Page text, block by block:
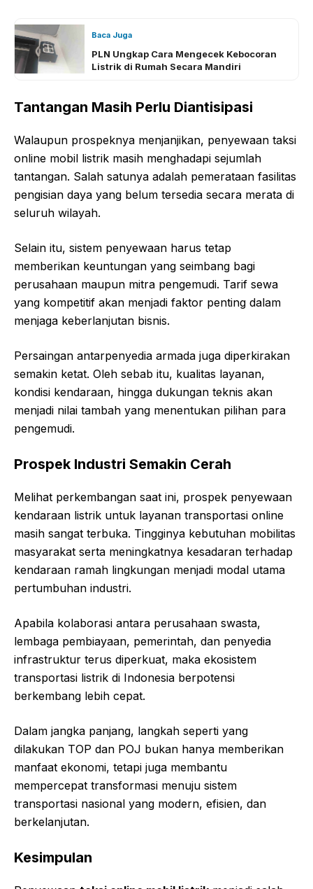
Baca Juga
PLN Ungkap Cara Mengecek Kebocoran
Listrik di Rumah Secara Mandiri
Tantangan Masih Perlu Diantisipasi
Walaupun prospeknya menjanjikan, penyewaan taksi
online mobil listrik masih menghadapi sejumlah
tantangan. Salah satunya adalah pemerataan fasilitas
pengisian daya yang belum tersedia secara merata di
seluruh wilayah.
Selain itu, sistem penyewaan harus tetap
memberikan keuntungan yang seimbang bagi
perusahaan maupun mitra pengemudi. Tarif sewa
yang kompetitif akan menjadi faktor penting dalam
menjaga keberlanjutan bisnis.
Persaingan antarpenyedia armada juga diperkirakan
semakin ketat. Oleh sebab itu, kualitas layanan,
kondisi kendaraan, hingga dukungan teknis akan
menjadi nilai tambah yang menentukan pilihan para
pengemudi.
Prospek Industri Semakin Cerah
Melihat perkembangan saat ini, prospek penyewaan
kendaraan listrik untuk layanan transportasi online
masih sangat terbuka. Tingginya kebutuhan mobilitas
masyarakat serta meningkatnya kesadaran terhadap
kendaraan ramah lingkungan menjadi modal utama
pertumbuhan industri.
Apabila kolaborasi antara perusahaan swasta,
lembaga pembiayaan, pemerintah, dan penyedia
infrastruktur terus diperkuat, maka ekosistem
transportasi listrik di Indonesia berpotensi
berkembang lebih cepat.
Dalam jangka panjang, langkah seperti yang
dilakukan TOP dan POJ bukan hanya memberikan
manfaat ekonomi, tetapi juga membantu
mempercepat transformasi menuju sistem
transportasi nasional yang modern, efisien, dan
berkelanjutan.
Kesimpulan